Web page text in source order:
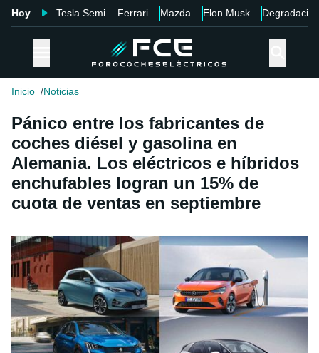
Hoy Tesla Semi Ferrari Mazda Elon Musk Degradación
Inicio Noticias
Pánico entre los fabricantes de
coches diésel y gasolina en
Alemania. Los eléctricos e híbridos
enchufables logran un 15% de
cuota de ventas en septiembre